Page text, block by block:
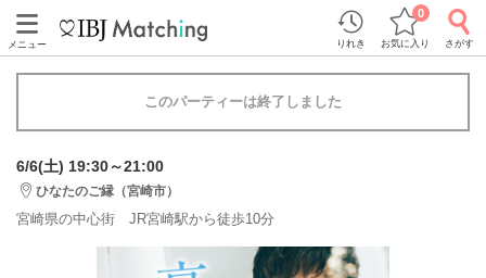
メニュー りれき お気に入り
0
さがす
このパーティーは終了しました
6/6(土) 19:30～21:00
ひなたのご縁（宮崎市）
宮崎県の中心街 JR宮崎駅から徒歩10分